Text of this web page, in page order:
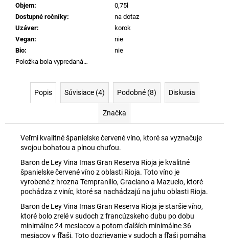
Objem:
0,75l
Dostupné ročníky:
na dotaz
Uzáver:
korok
Vegan:
nie
Bio:
nie
Položka bola vypredaná…
Popis Súvisiace (4) Podobné (8) Diskusia
Značka
Veľmi kvalitné španielske červené víno, ktoré sa vyznačuje
svojou bohatou a plnou chuťou.
Baron de Ley Vina Imas Gran Reserva Rioja je kvalitné
španielske červené víno z oblasti Rioja. Toto víno je
vyrobené z hrozna Tempranillo, Graciano a Mazuelo, ktoré
pochádza z viníc, ktoré sa nachádzajú na juhu oblasti Rioja.
Baron de Ley Vina Imas Gran Reserva Rioja je staršie víno,
ktoré bolo zrelé v sudoch z francúzskeho dubu po dobu
minimálne 24 mesiacov a potom ďalších minimálne 36
mesiacov v fľaši. Toto dozrievanie v sudoch a fľaši pomáha
€12,25